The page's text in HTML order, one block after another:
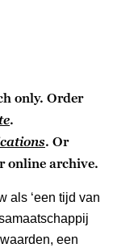
only. Order
.
. Or
online archive.
als ‘een tijd van
een